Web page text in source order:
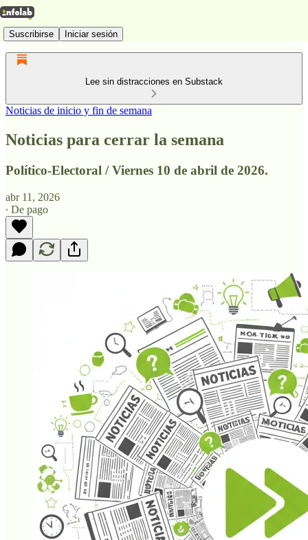
Suscribirse Iniciar sesión
Lee sin distracciones en Substack
Noticias de inicio y fin de semana
Noticias para cerrar la semana
Político-Electoral / Viernes 10 de abril de 2026.
abr 11, 2026
∙ De pago